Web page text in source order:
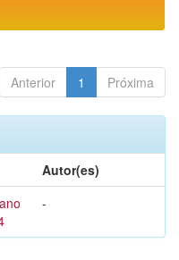
Anterior 1 Próxima
Autor(es)
-